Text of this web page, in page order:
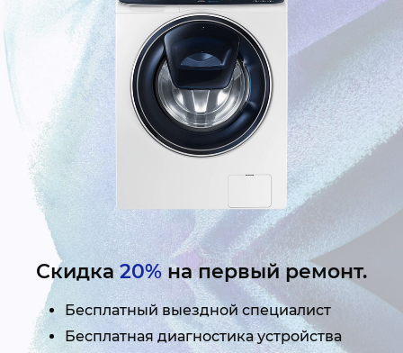
Скидка20% на первый ремонт.
Бесплатный выездной специалист
Бесплатная диагностика устройства